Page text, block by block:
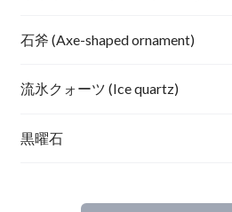
石斧 (Axe-shaped ornament)
流氷クォーツ (Ice quartz)
黒曜石